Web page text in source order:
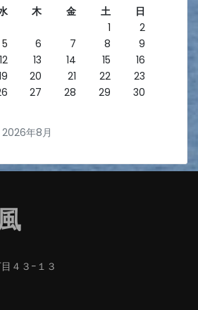
2026年8月
木 金 土
日
1
2
5 6 7 8
9
12 13 14 15
16
20 21 22
23
27 28 29
30
４３−１３